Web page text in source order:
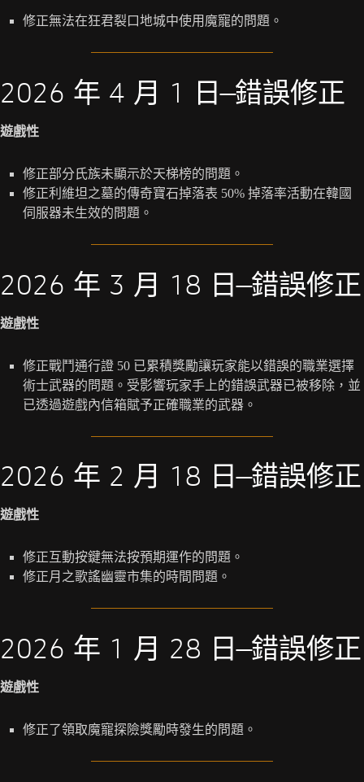
修正無法在狂君裂口地城中使用魔寵的問題。
2026 年 4 月 1 日—錯誤修正
遊戲性
修正部分氏族未顯示於天梯榜的問題。
修正利維坦之墓的傳奇寶石掉落表 50% 掉落率活動在韓國
伺服器未生效的問題。
2026 年 3 月 18 日—錯誤修正
遊戲性
修正戰鬥通行證 50 已累積獎勵讓玩家能以錯誤的職業選擇
術士武器的問題。受影響玩家手上的錯誤武器已被移除，並
已透過遊戲內信箱賦予正確職業的武器。
2026 年 2 月 18 日—錯誤修正
遊戲性
修正互動按鍵無法按預期運作的問題。
修正月之歌謠幽靈市集的時間問題。
2026 年 1 月 28 日—錯誤修正
遊戲性
修正了領取魔寵探險獎勵時發生的問題。